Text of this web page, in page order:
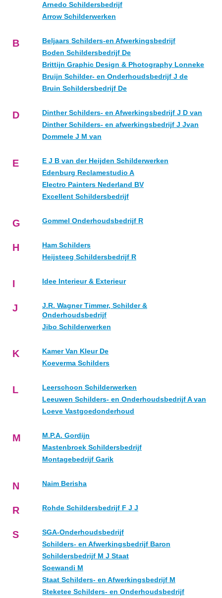
Arnedo Schildersbedrijf
Arrow Schilderwerken
B
Beljaars Schilders-en Afwerkingsbedrijf
Boden Schildersbedrijf De
Brittijn Graphic Design & Photography Lonneke
Bruijn Schilder- en Onderhoudsbedrijf J de
Bruin Schildersbedrijf De
D
Dinther Schilders- en Afwerkingsbedrijf J D van
Dinther Schilders- en afwerkingsbedrijf J Jvan
Dommele J M van
E
E J B van der Heijden Schilderwerken
Edenburg Reclamestudio A
Electro Painters Nederland BV
Excellent Schildersbedrijf
G Gommel Onderhoudsbedrijf R
H
Ham Schilders
Heijsteeg Schildersbedrijf R
I Idee Interieur & Exterieur
J
J.R. Wagner Timmer, Schilder &
Onderhoudsbedrijf
Jibo Schilderwerken
K
Kamer Van Kleur De
Koeverma Schilders
L
Leerschoon Schilderwerken
Leeuwen Schilders- en Onderhoudsbedrijf A van
Loeve Vastgoedonderhoud
M
M.P.A. Gordijn
Mastenbroek Schildersbedrijf
Montagebedrijf Garik
N Naim Berisha
R Rohde Schildersbedrijf F J J
S
SGA-Onderhoudsbedrijf
Schilders- en Afwerkingsbedrijf Baron
Schildersbedrijf M J Staat
Soewandi M
Staat Schilders- en Afwerkingsbedrijf M
Steketee Schilders- en Onderhoudsbedrijf